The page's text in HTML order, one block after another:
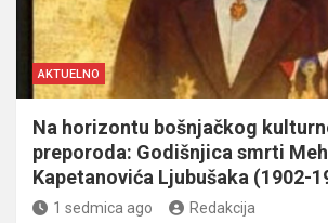
AKTUELNO
Na horizontu bošnjačkog
preporoda: Godišnjica smrti
Kapetanovića Ljubušaka (1902-
1 sedmica ago Redakcija